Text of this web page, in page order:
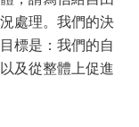
處理。我們的決
標是：我們的自
及從整體上促進